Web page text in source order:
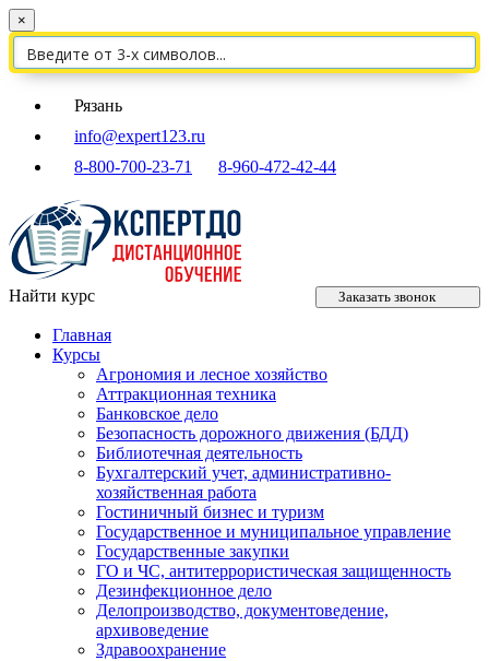
×
Рязань
info@expert123.ru
8-800-700-23-71
8-960-472-42-44
Найти курс Заказать звонок
Главная
Курсы
Агрономия и лесное хозяйство
Аттракционная техника
Банковское дело
Безопасность дорожного движения (БДД)
Библиотечная деятельность
Бухгалтерский учет, административно-
хозяйственная работа
Гостиничный бизнес и туризм
Государственное и муниципальное управление
Государственные закупки
ГО и ЧС, антитеррористическая защищенность
Дезинфекционное дело
Делопроизводство, документоведение,
архивоведение
Здравоохранение